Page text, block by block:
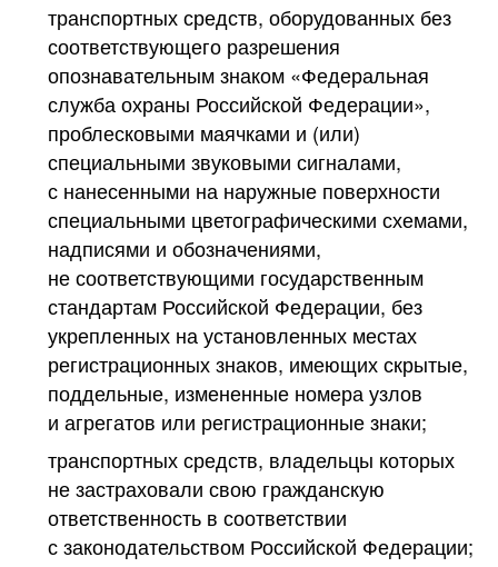
транспортных средств, оборудованных без
соответствующего разрешения
опознавательным знаком «Федеральная
служба охраны Российской Федерации»,
проблесковыми маячками и (или)
специальными звуковыми сигналами,
с нанесенными на наружные поверхности
специальными цветографическими схемами,
надписями и обозначениями,
не соответствующими государственным
стандартам Российской Федерации, без
укрепленных на установленных местах
регистрационных знаков, имеющих скрытые,
поддельные, измененные номера узлов
и агрегатов или регистрационные знаки;
транспортных средств, владельцы которых
не застраховали свою гражданскую
ответственность в соответствии
с законодательством Российской Федерации;